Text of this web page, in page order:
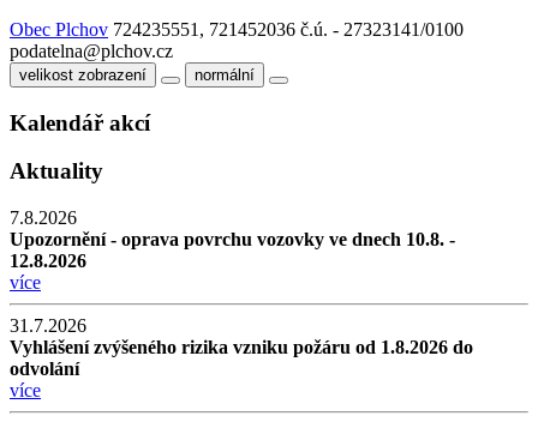
Obec Plchov 724235551, 721452036 č.ú. - 27323141/0100
podatelna@plchov.cz
velikost zobrazení normální
Kalendář akcí
Aktuality
7.8.2026
Upozornění - oprava povrchu vozovky ve dnech 10.8. -
12.8.2026
více
31.7.2026
Vyhlášení zvýšeného rizika vzniku požáru od 1.8.2026 do
odvolání
více